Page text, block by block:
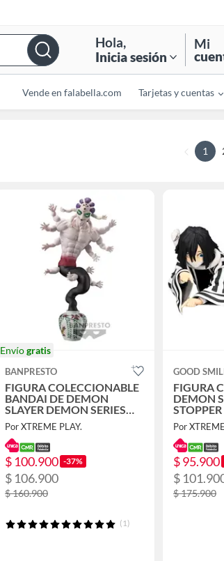
Hola,
Inicia sesión
Mi
Vende en falabella.com Tarjetas y cuentas
1
Envíogratis
BANPRESTO
FIGURA COLECCIONABLE
BANDAI DE DEMON
SLAYER DEMON SERIES
V10 B GYOKKO
Por XTREME PLAY.
$ 100.900 -37%
$ 106.900
$ 160.900
(1)
GOOD
FIGURA
DEMON
Por
$ 95.900
$
$ 175.900